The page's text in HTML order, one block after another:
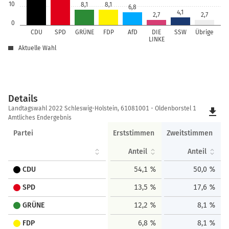
0
10
CDU SPD GRÜNE FDP AfD
DIE
LINKE
SSW Übrige
8,1 8,1
6,8
2,7
4,1 2,7
Aktuelle Wahl
Details
Details
Landtagswahl 2022 Schleswig-Holstein, 61081001 - Oldenborstel 1
Amtliches Endergebnis
file_download
Partei Erststimmen Zweitstimmen
Anteil Anteil
CDU 54,1 % 50,0 %
SPD 13,5 % 17,6 %
GRÜNE 12,2 % 8,1 %
FDP 6,8 % 8,1 %